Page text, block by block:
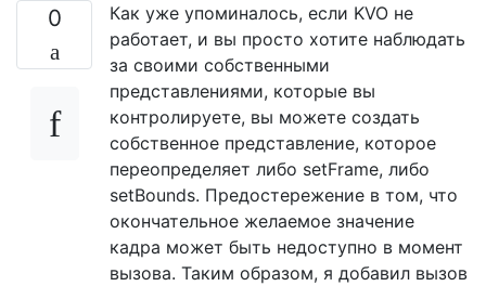
0
Как уже упоминалось, если KVO не
работает, и вы просто хотите наблюдать
за своими собственными
представлениями, которые вы
контролируете, вы можете создать
собственное представление, которое
переопределяет либо setFrame, либо
setBounds. Предостережение в том, что
окончательное желаемое значение
кадра может быть недоступно в момент
вызова. Таким образом, я добавил вызов